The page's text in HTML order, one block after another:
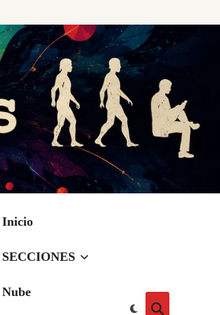
Inicio
SECCIONES
Nube
Cambiar
Abrir